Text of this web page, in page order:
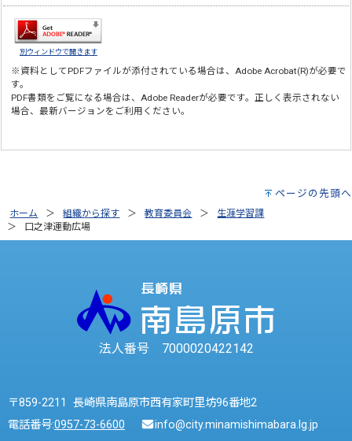
別ウィンドウで開きます
※資料としてPDFファイルが添付されている場合は、Adobe Acrobat(R)が必要で
す。
PDF書類をご覧になる場合は、Adobe Readerが必要です。正しく表示されない
場合、最新バージョンをご利用ください。
ページの先頭へ
ホーム 組織から探す 教育委員会
生涯学習課
口之津運動広場
法人番号 7000020422142
〒859-2211 長崎県南島原市西有家町里坊96番地2
電話番号:0957-73-6600 info@city.minamishimabara.lg.jp